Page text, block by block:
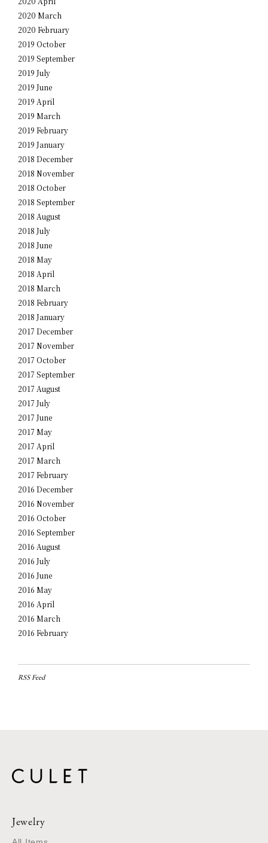
2020 March
2020 February
2019 October
2019 September
2019 July
2019 June
2019 April
2019 March
2019 February
2019 January
2018 December
2018 November
2018 October
2018 September
2018 August
2018 July
2018 June
2018 May
2018 April
2018 March
2018 February
2018 January
2017 December
2017 November
2017 October
2017 September
2017 August
2017 July
2017 June
2017 May
2017 April
2017 March
2017 February
2016 December
2016 November
2016 October
2016 September
2016 August
2016 July
2016 June
2016 May
2016 April
2016 March
2016 February
RSS Feed
Jewelry